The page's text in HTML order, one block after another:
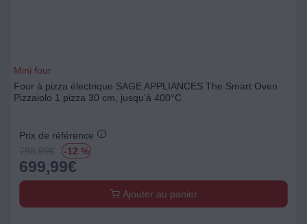
Mini four
Four à pizza électrique SAGE APPLIANCES The Smart Oven
Pizzaiolo 1 pizza 30 cm, jusqu'à 400°C
Prix de référence
798.99€ -12 %
699,99€
Ajouter au panier